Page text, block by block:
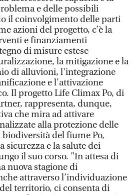
e delle possibili
il coinvolgimento delle parti
azioni del progetto, c’è la
e finanziamenti
di misure estese
la mitigazione e la
di alluvioni, l'integrazione
e l'attivazione
Il progetto Life Climax Po, di
rappresenta, dunque,
che mira ad attivare
alla protezione delle
del fiume Po,
sicurezza e la salute dei
il suo corso. "In attesa di
nuova stagione di
attraverso l’individuazione
territorio, ci consenta di